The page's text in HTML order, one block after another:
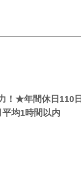
！★年間休日110
平均1時間以内